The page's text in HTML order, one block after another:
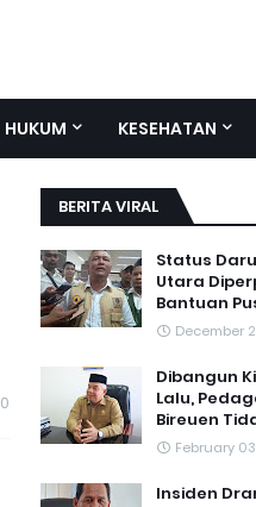
HUKUM KESEHATAN
0
BERITA VIRAL
Status
Utara
Bantuan
December
Dibangun
Lalu,
Bireuen
February
Insiden